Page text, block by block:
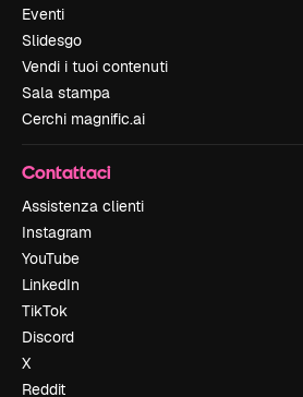
Eventi
Slidesgo
Vendi i tuoi contenuti
Sala stampa
Cerchi magnific.ai
Contattaci
Assistenza clienti
Instagram
YouTube
LinkedIn
TikTok
Discord
X
Reddit